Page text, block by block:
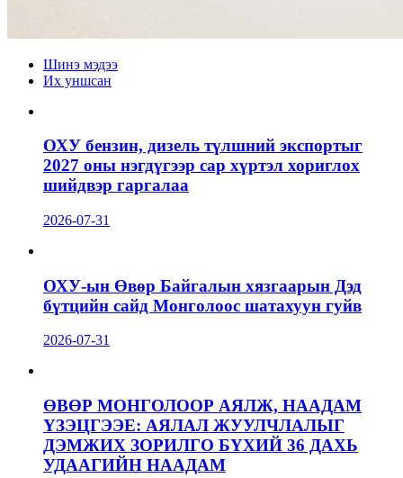
Шинэ мэдээ
Их уншсан
ОХУ бензин, дизель түлшний экспортыг
2027 оны нэгдүгээр сар хүртэл хориглох
шийдвэр гаргалаа
2026-07-31
ОХУ-ын Өвөр Байгалын хязгаарын Дэд
бүтцийн сайд Монголоос шатахуун гуйв
2026-07-31
ӨВӨР МОНГОЛООР АЯЛЖ, НААДАМ
ҮЗЭЦГЭЭЕ: АЯЛАЛ ЖУУЛЧЛАЛЫГ
ДЭМЖИХ ЗОРИЛГО БҮХИЙ 36 ДАХЬ
УДААГИЙН НААДАМ